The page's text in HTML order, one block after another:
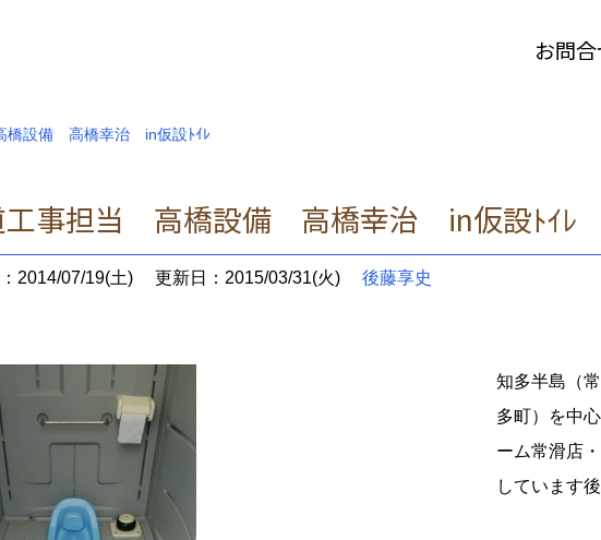
お問
橋設備 高橋幸治 in仮設ﾄｲﾚ
工事担当 高橋設備 高橋幸治 in仮設ﾄｲﾚ
2014/07/19(土) 更新日：2015/03/31(火) 後藤享史
知多半島（
多町）を中
ーム常滑店
しています